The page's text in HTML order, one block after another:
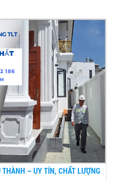
– UY TÍN, CHẤT LƯỢNG